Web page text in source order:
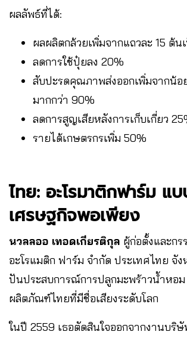
ผลลัพธ์ที่ได้:
ผลผลิตกล้วยเพิ่มจากแถวละ 15 ต้น
ลดการใช้ปุ๋ยลง 20%
สับปะรดคุณภาพส่งออกเพิ่มจากน้อ
มากกว่า 90%
ลดการสูญเสียหลังการเก็บเกี่ยว
รายได้เกษตรกรเพิ่ม 50%
ไทย: อะโรมาติกฟาร์ม แ
เศรษฐกิจพอเพียง
นวลลออ เทอดเกียรติกุล ผู้ก่อตั้งและก
อะโรแมติก ฟาร์ม จำกัด ประเทศไทย จัง
ปันประสบการณ์การปลูกมะพร้าวน้ำหอม
ผลิตภัณฑ์ไทยที่มีชื่อเสียงระดับโลก
ในปี 2559 เธอตัดสินใจออกจากงานบริ